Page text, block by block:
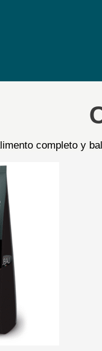
completo y